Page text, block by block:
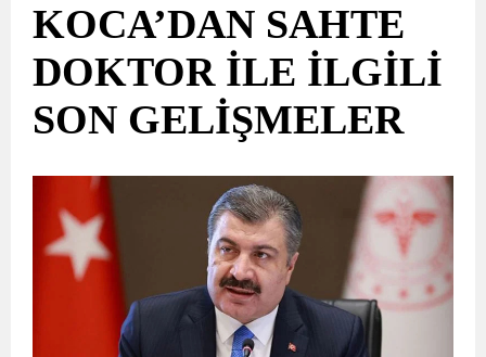
KOCA’DAN SAHTE
DOKTOR İLE İLGİLİ
SON GELİŞMELER